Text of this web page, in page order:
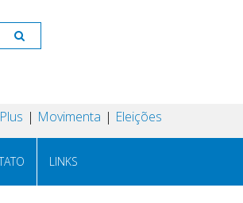
Movimenta Eleições
LINKS